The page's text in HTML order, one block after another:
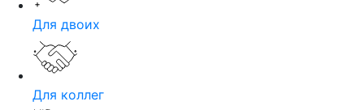
Для двоих
Для коллег